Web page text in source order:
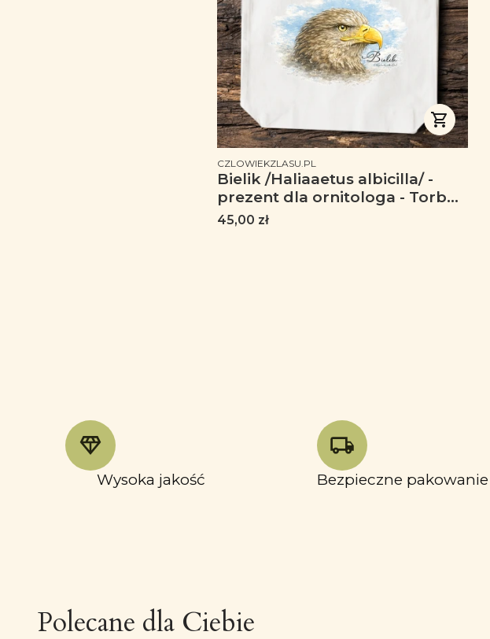
PRODUCENT
CZLOWIEKZLASU.PL
Bielik /Haliaaetus albicilla/ -
prezent dla ornitologa - Torba
naturalna
Cena
45,00 zł
Wysoka jakość Bezpieczne pakowanie
Polecane dla Ciebie